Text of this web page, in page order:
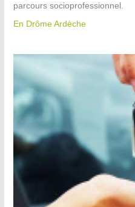
parcours socioprofessionnel.
En Drôme Ardèche